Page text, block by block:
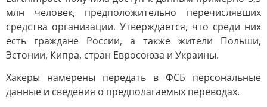
млн человек, предположительно перечислявших
средства организации. Утверждается, что среди них
есть граждане России, а также жители Польши,
Эстонии, Кипра, стран Евросоюза и Украины.
Хакеры намерены передать в ФСБ персональные
данные и сведения о предполагаемых переводах.